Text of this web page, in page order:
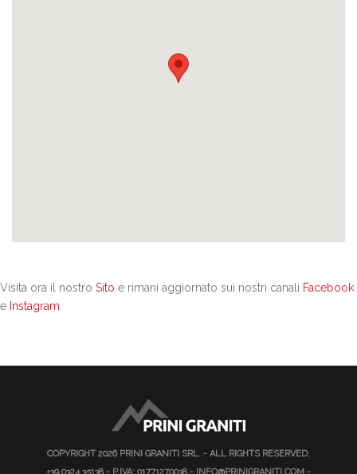
Visita ora il nostro Sito e rimani aggiornato sui nostri canali Facebook
e Instagram
COPYRIGHT 2026 PRINI GRANITI SRL. - ALL RIGHTS RESERVED.
+39 0324 35138- P.IVA: 01771270038 - INFO@PRINIGRANITI.COM -